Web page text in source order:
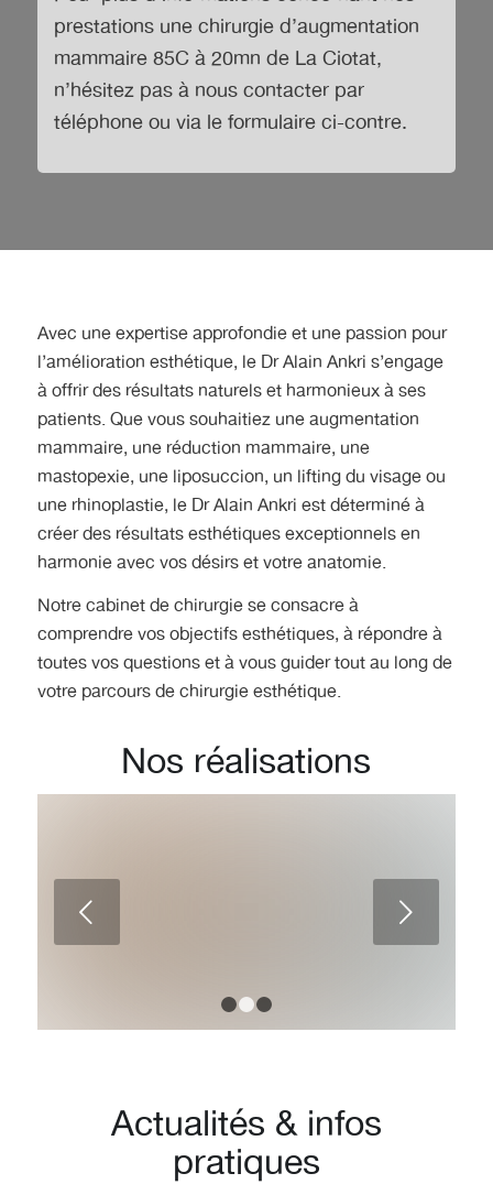
prestations une chirurgie d’augmentation
mammaire 85C à 20mn de La Ciotat,
n’hésitez pas à nous contacter par
téléphone ou via le formulaire ci-contre.
Avec une expertise approfondie et une passion pour
l’amélioration esthétique, le Dr Alain Ankri s’engage
à offrir des résultats naturels et harmonieux à ses
patients. Que vous souhaitiez une augmentation
mammaire, une réduction mammaire, une
mastopexie, une liposuccion, un lifting du visage ou
une rhinoplastie, le Dr Alain Ankri est déterminé à
créer des résultats esthétiques exceptionnels en
harmonie avec vos désirs et votre anatomie.
Notre cabinet de chirurgie se consacre à
comprendre vos objectifs esthétiques, à répondre à
toutes vos questions et à vous guider tout au long de
votre parcours de chirurgie esthétique.
Nos réalisations
Augmentation mammaire pour
l’obtention d’un bonnet D par le Dr
Actualités &infos
pratiques